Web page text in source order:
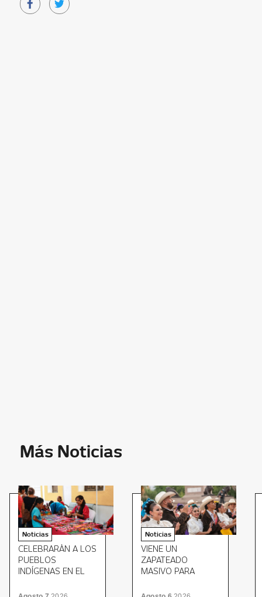
Más Noticias
Noticias
CELEBRARÁN A LOS
PUEBLOS
INDÍGENAS EN EL
CULTURAS
Noticias
VIENE UN
ZAPATEADO
MASIVO PARA
FOLKLÓRICO